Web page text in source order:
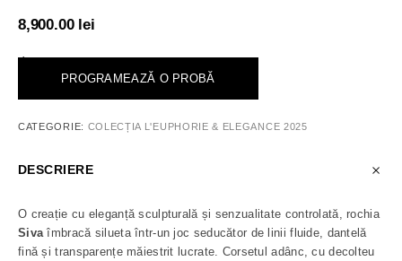
8,900.00 lei
<
PROGRAMEAZĂ O PROBĂ
CATEGORIE: COLECȚIA L'EUPHORIE & ELEGANCE 2025
DESCRIERE
O creație cu eleganță sculpturală și senzualitate controlată, rochia
Sivaîmbracă silueta într-un joc seducător de linii fluide, dantelă
fină și transparențe măiestrit lucrate. Corsetul adânc, cu decolteu